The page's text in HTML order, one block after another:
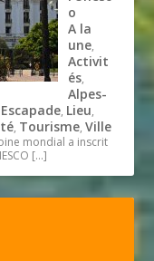
o
A la
une,
Activit
és,
Alpes-
Escapade, Lieu,
, Tourisme,Ville
mondial a inscrit
[…]